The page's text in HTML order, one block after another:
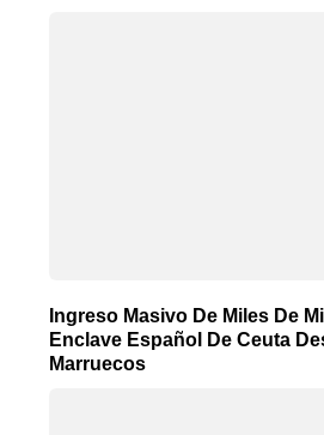
Ingreso Masivo De Miles De
Enclave Español De Ceuta
Marruecos